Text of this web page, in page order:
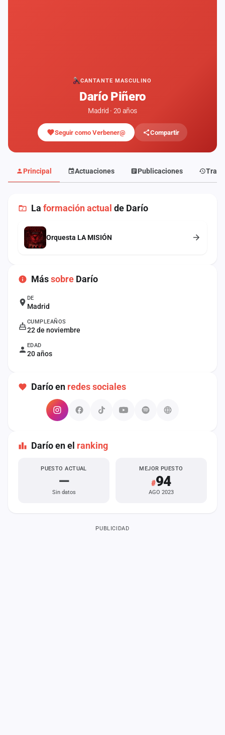
CANTANTE MASCULINO
Darío Piñero
Madrid · 20 años
Seguir como Verbener@ Compartir
Principal Actuaciones Publicaciones
La formación actual de Darío
Orquesta LA MISIÓN
Mássobre Darío
DE
Madrid
CUMPLEAÑOS
22 de noviembre
EDAD
20 años
Darío en redes sociales
Darío en el ranking
PUESTO ACTUAL
—
Sin datos
MEJOR PUESTO
#94
AGO 2023
PUBLICIDAD
Anuncios
sesión
Crear
cuenta
Contacto